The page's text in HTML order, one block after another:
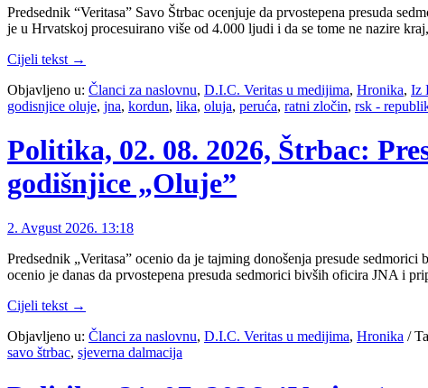
Predsednik “Veritasa” Savo Štrbac ocenjuje da prvostepena presuda
je u Hrvatskoj procesuirano više od 4.000 ljudi i da se tome ne nazire
Cijeli tekst →
Objavljeno u: Članci za naslovnu, D.I.C. Veritas u medijima, Hronika, Iz
godisnjice oluje, jna, kordun, lika, oluja, peruća, ratni zločin, rsk -
Politika, 02. 08. 2026, Štrbac:
godišnjice „Oluje”
2. Avgust 2026. 13:18
Predsednik „Veritasa” ocenio da je tajming donošenja presude
ocenio je danas da prvostepena presuda sedmorici bivših oficira JNA i
Cijeli tekst →
Objavljeno u: Članci za naslovnu, D.I.C. Veritas u medijima, Hronika /
savo štrbac, sjeverna dalmacija